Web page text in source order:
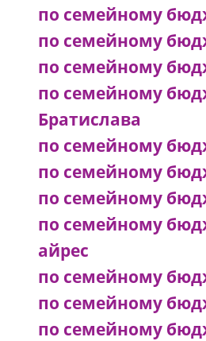
по семейному
по семейному
по семейному
по семейному
Братислава
по семейному
по семейному
по семейному
по семейному
айрес
по семейному
по семейному
по семейному